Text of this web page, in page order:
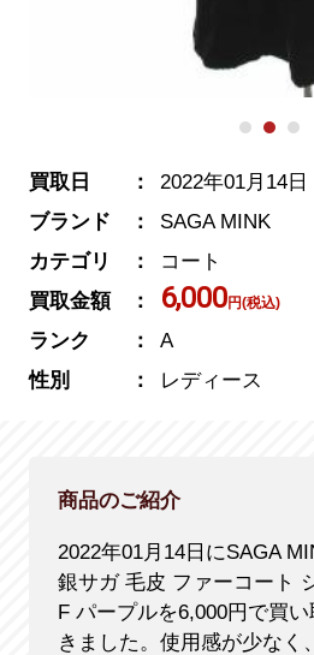
買取日
2022年01月14日
ブランド
SAGA MINK
カテゴリ
コート
買取金額
6,000円(税込)
ランク
A
性別
レディース
商品のご紹介
2022年01月14日にSAGA
銀サガ 毛皮 ファーコート
F パープルを6,000円で買
きました。使用感が少なく